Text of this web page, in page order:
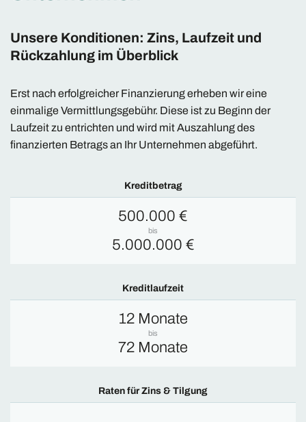
Unsere Konditionen: Zins, Laufzeit und
Rückzahlung im Überblick
Erst nach erfolgreicher Finanzierung erheben wir eine
einmalige Vermittlungsgebühr. Diese ist zu Beginn der
Laufzeit zu entrichten und wird mit Auszahlung des
finanzierten Betrags an Ihr Unternehmen abgeführt.
Kreditbetrag
500.000 €
bis
5.000.000 €
Kreditlaufzeit
12 Monate
bis
72 Monate
Raten für Zins & Tilgung